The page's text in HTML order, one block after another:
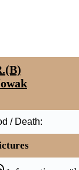
/ Death: